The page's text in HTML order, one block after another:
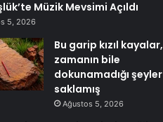
Müzik Mevsimi Açıldı
5, 2026
Bu garip kızıl kayalar,
zamanın bile
dokunamadığı şeyler
saklamış
Ağustos 5, 2026